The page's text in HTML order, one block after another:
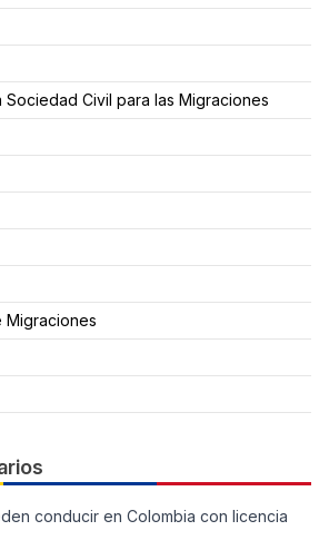
Sociedad Civil para las Migraciones
Migraciones
conducir en Colombia con licencia